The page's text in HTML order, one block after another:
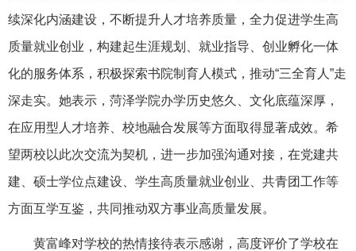
续深化内涵建设，不断提升人才培养质量，全力促进学生高
质量就业创业，构建起生涯规划、就业指导、创业孵化一体
化的服务体系，积极探索书院制育人模式，推动“三全育人”走
深走实。她表示，菏泽学院办学历史悠久、文化底蕴深厚，
在应用型人才培养、校地融合发展等方面取得显著成效。希
望两校以此次交流为契机，进一步加强沟通对接，在党建共
建、硕士学位点建设、学生高质量就业创业、共青团工作等
方面互学互鉴，共同推动双方事业高质量发展。
黄富峰对学校的热情接待表示感谢，高度评价了学校在